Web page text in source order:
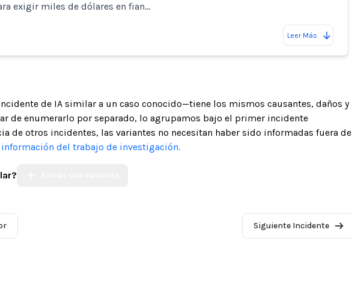
exigir miles de dólares en fian…
Leer Más
de IA similar a un caso conocido—tiene los mismos causantes, daños y
de enumerarlo por separado, lo agrupamos bajo el primer incidente
de otros incidentes, las variantes no necesitan haber sido informadas fuera de
información del trabajo de investigación.
Siguiente Incidente